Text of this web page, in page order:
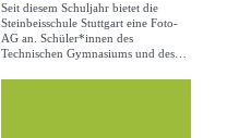
Seit diesem Schuljahr bietet die
Steinbeisschule Stuttgart eine Foto-
AG an. Schüler*innen des
Technischen Gymnasiums und des…